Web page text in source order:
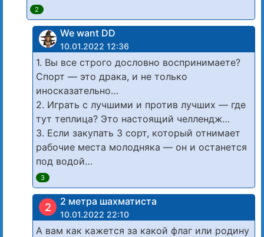
2
We want DD
10.01.2022 12:36
1. Вы все строго дословно воспринимаете?
Спорт — это драка, и не только
иносказательно…
2. Играть с лучшими и против лучших — где
тут теплица? Это настоящий челлендж…
3. Если закупать 3 сорт, который отнимает
рабочие места молодняка — он и останется
под водой…
3
2 2 метра шахматиста
10.01.2022 22:10
А вам как кажется за какой флаг или родину